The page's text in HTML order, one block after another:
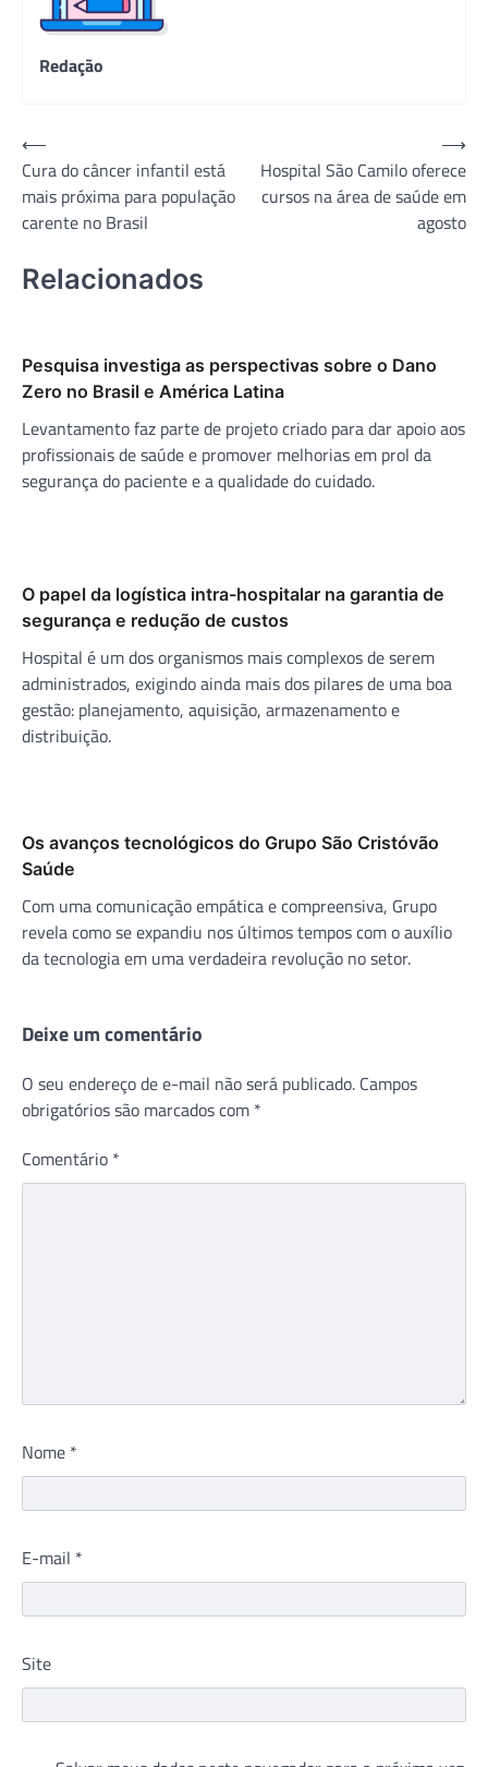
Redação
Navegação
de
Post
⟵
Cura do câncer infantil está
mais próxima para população
carente no Brasil
Hospital São Camilo oferece
cursos na área de saúde em
agosto
⟶
Relacionados
Pesquisa investiga as perspectivas sobre o Dano
Zero no Brasil e América Latina
Levantamento faz parte de projeto criado para dar apoio aos
profissionais de saúde e promover melhorias em prol da
segurança do paciente e a qualidade do cuidado.
O papel da logística intra-hospitalar na garantia de
segurança e redução de custos
Hospital é um dos organismos mais complexos de serem
administrados, exigindo ainda mais dos pilares de uma boa
gestão: planejamento, aquisição, armazenamento e
distribuição.
Os avanços tecnológicos do Grupo São Cristóvão
Saúde
Com uma comunicação empática e compreensiva, Grupo
revela como se expandiu nos últimos tempos com o auxílio
da tecnologia em uma verdadeira revolução no setor.
Deixe um comentário
O seu endereço de e-mail não será publicado. Campos
obrigatórios são marcados com *
Comentário *
Nome *
E-mail *
Site